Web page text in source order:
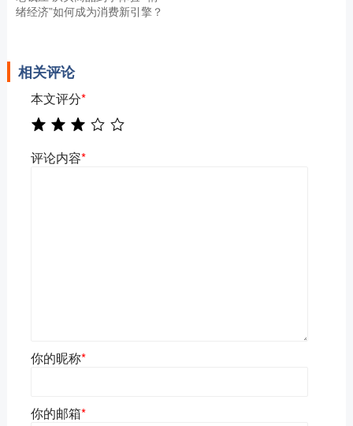
绪经济”如何成为消费新引擎？
相关评论
本文评分*
评论内容*
你的昵称*
你的邮箱*